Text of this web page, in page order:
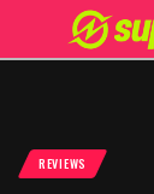
REVIEWS